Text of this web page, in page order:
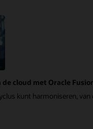
cloud met Oracle
kunt harmoniseren,